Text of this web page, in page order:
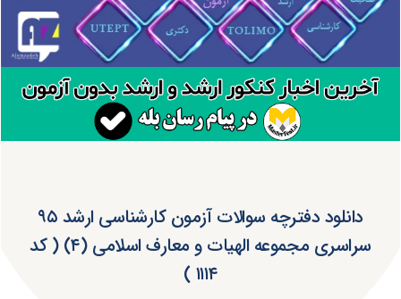
دانلود دفترچه سوالات آزمون کارشناسی ارشد ۹۵
سراسری مجموعه الهیات و معارف اسلامی (۴) ( کد
۱۱۱۴ )